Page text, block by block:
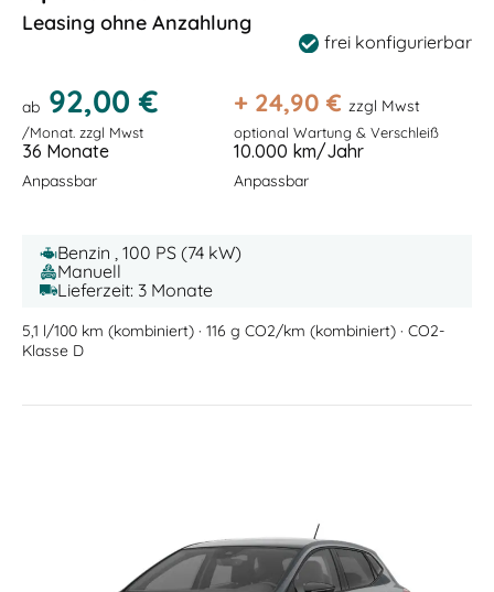
Leasing ohne Anzahlung
frei konfigurierbar
ab 92,00 €
/Monat. zzgl Mwst
+ 24,90 € zzgl Mwst
optional Wartung & Verschleiß
36 Monate
Anpassbar
10.000 km/Jahr
Anpassbar
Benzin , 100 PS (74 kW)
Manuell
Lieferzeit: 3 Monate
5,1 l/100 km (kombiniert) · 116 g CO2/km (kombiniert) · CO2-
Klasse D